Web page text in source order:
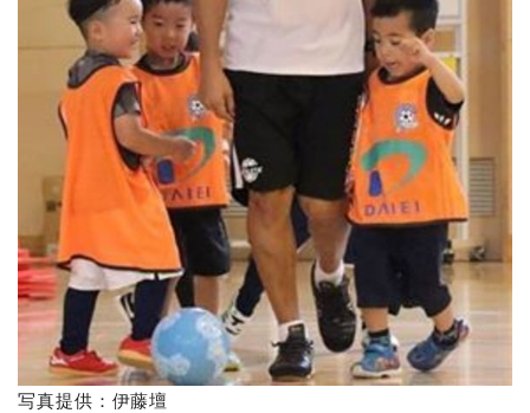
写真提供：伊藤壇